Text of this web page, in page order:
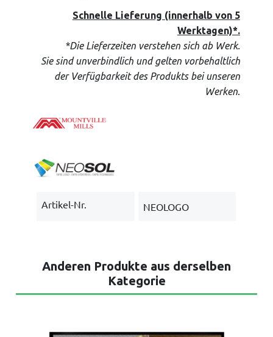
Schnelle Lieferung (innerhalb von 5
Werktagen)*.
*Die Lieferzeiten verstehen sich ab Werk.
Sie sind unverbindlich und gelten vorbehaltlich
der Verfügbarkeit des Produkts bei unseren
Werken.
Artikel-Nr. NEOLOGO
Anderen Produkte aus derselben
Kategorie